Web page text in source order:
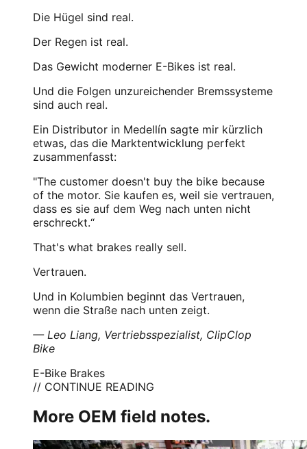
Die Hügel sind real.
Der Regen ist real.
Das Gewicht moderner E-Bikes ist real.
Und die Folgen unzureichender Bremssysteme
sind auch real.
Ein Distributor in Medellín sagte mir kürzlich
etwas, das die Marktentwicklung perfekt
zusammenfasst:
"The customer doesn't buy the bike because
of the motor. Sie kaufen es, weil sie vertrauen,
dass es sie auf dem Weg nach unten nicht
erschreckt.“
That's what brakes really sell.
Vertrauen.
Und in Kolumbien beginnt das Vertrauen,
wenn die Straße nach unten zeigt.
— Leo Liang, Vertriebsspezialist, ClipClop
Bike
E-Bike Brakes
// CONTINUE READING
More OEM field notes.